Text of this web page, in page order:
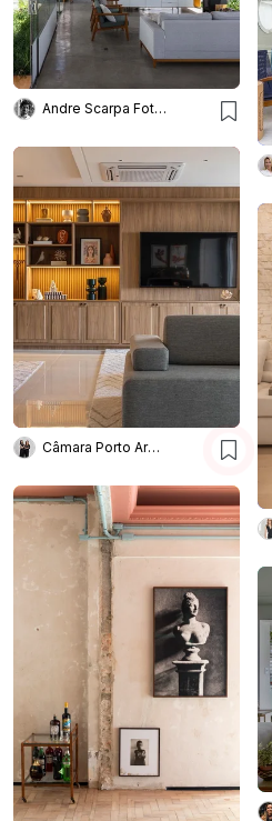
Andre Scarpa Fotografia
Câmara Porto Arquitetura